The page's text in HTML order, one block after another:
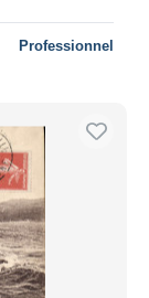
Professionnel